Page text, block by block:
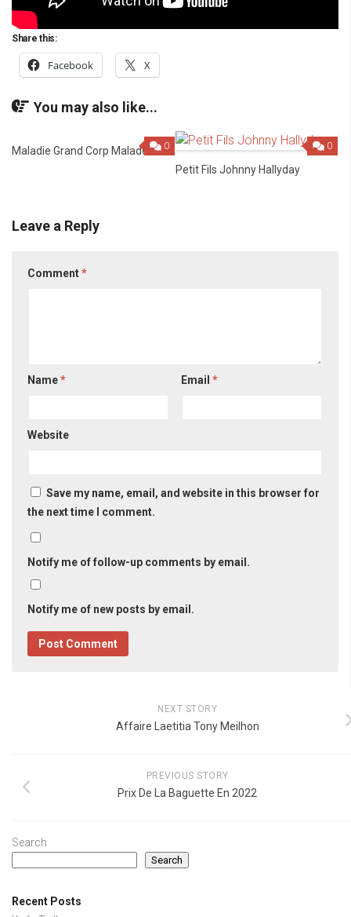
Share this:
Facebook X
You may also like...
0
Maladie Grand Corp Malade 0
Petit Fils Johnny Hallyday
Leave a Reply
Comment*
Name* Email*
Website
Save my name, email, and website in this browser for
the next time I comment.
Notify me of follow-up comments by email.
Notify me of new posts by email.
NEXT STORY
Affaire Laetitia Tony Meilhon
PREVIOUS STORY
Prix De La Baguette En 2022
Search
Search
Recent Posts